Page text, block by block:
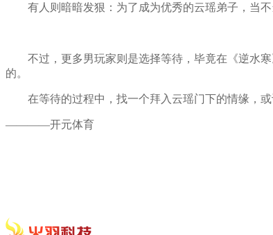
有人则暗暗发狠：为了成为优秀的云瑶弟子，当不
不过，更多男玩家则是选择等待，毕竟在《逆水寒
的。
在等待的过程中，找一个拜入云瑶门下的情缘，或
————开元体育